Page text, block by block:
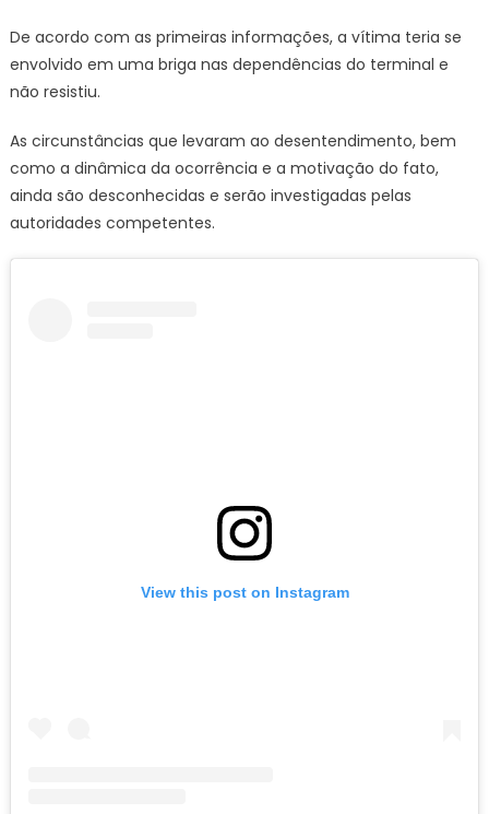
De acordo com as primeiras informações, a vítima teria se
envolvido em uma briga nas dependências do terminal e
não resistiu.
As circunstâncias que levaram ao desentendimento, bem
como a dinâmica da ocorrência e a motivação do fato,
ainda são desconhecidas e serão investigadas pelas
autoridades competentes.
View this post on Instagram